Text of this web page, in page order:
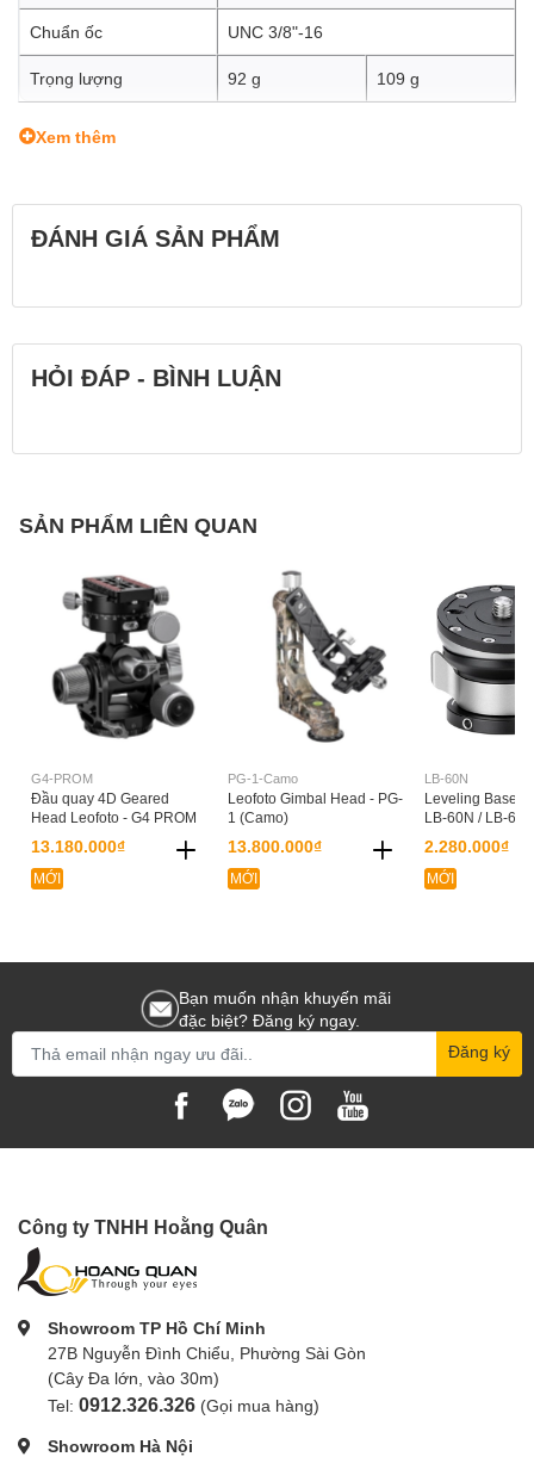
Chuẩn ốc UNC 3/8"-16
Trọng lượng 92 g 109 g
Xem thêm
ĐÁNH GIÁ SẢN PHẨM
HỎI ĐÁP - BÌNH LUẬN
SẢN PHẨM LIÊN QUAN
G4-PROM
Đầu quay 4D Geared
Head Leofoto - G4 PROM
13.180.000₫
MỚI
PG-1-Camo
Leofoto Gimbal Head - PG-
1 (Camo)
13.800.000₫
MỚI
LB-60N
Leveling Base
LB-60N / LB-65
2.280.000₫
MỚI
Bạn muốn nhận khuyến mãi
đặc biệt? Đăng ký ngay.
Đăng ký
Công ty TNHH Hoằng Quân
Showroom TP Hồ Chí Minh
27B Nguyễn Đình Chiểu, Phường Sài Gòn
(Cây Đa lớn, vào 30m)
Tel: 0912.326.326 (Gọi mua hàng)
Showroom Hà Nội